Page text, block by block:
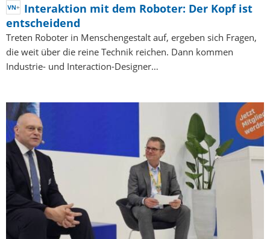
Interaktion mit dem Roboter: Der Kopf ist
entscheidend
Treten Roboter in Menschengestalt auf, ergeben sich Fragen,
die weit über die reine Technik reichen. Dann kommen
Industrie- und Interaction-Designer…